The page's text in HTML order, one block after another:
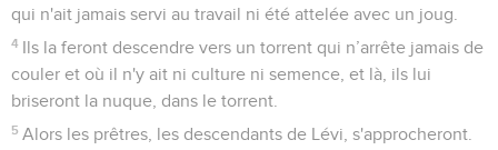
qui n'ait jamais servi au travail ni été attelée avec un joug.
4 Ils la feront descendre vers un torrent qui n’arrête jamais de
couler et où il n'y ait ni culture ni semence, et là, ils lui
briseront la nuque, dans le torrent.
5 Alors les prêtres, les descendants de Lévi, s'approcheront.